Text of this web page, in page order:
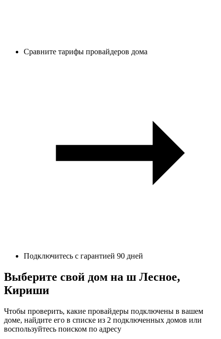
Сравните тарифы провайдеров дома
Подключитесь с гарантией 90 дней
Выберите свой дом на ш Лесное,
Кириши
Чтобы проверить, какие провайдеры подключены в вашем
доме, найдите его в списке из 2 подключенных домов или
воспользуйтесь поиском по адресу